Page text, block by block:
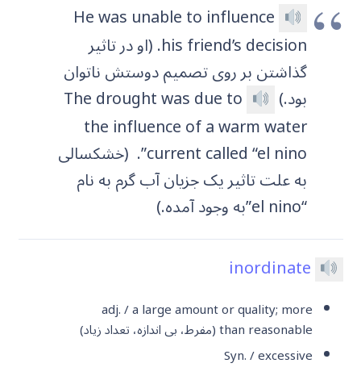
He was unable to influence
his friend’s decision. (او در تاثیر
گذاشتن بر روی تصمیم دوستش ناتوان
بود.)
The drought was due to
the influence of a warm water
current called “el nino”. (خشکسالی
به علت تاثیر یک جزیان آب گرم به نام
“el nino”به وجود آمده.)
inordinate
adj. / a large amount or quality; more
than reasonable (مفرط، بی اندازه، تعداد زیاد)
Syn. / excessive